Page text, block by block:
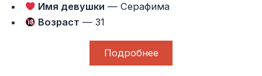
Имя девушки — Серафима
Возраст — 31
Подробнее